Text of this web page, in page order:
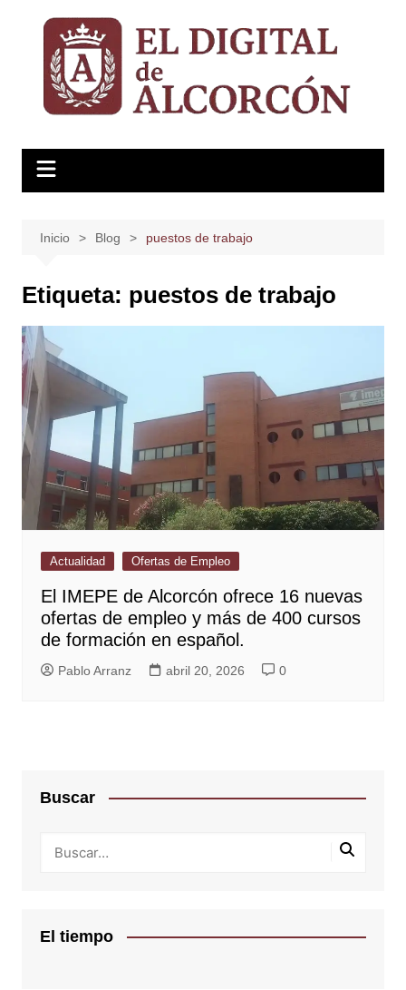
contenido
Inicio Blog puestos de trabajo
Etiqueta: puestos de trabajo
Actualidad Ofertas de Empleo
El IMEPE de Alcorcón ofrece 16 nuevas
ofertas de empleo y más de 400 cursos
de formación en español.
Pablo Arranz abril 20, 2026 0
Buscar
El tiempo